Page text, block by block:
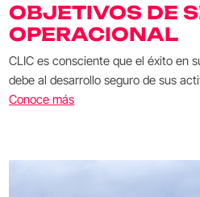
OBJETIVOS DE
OPERACIONAL
CLIC es consciente que el éxito en
debe al desarrollo seguro de sus
Conoce más